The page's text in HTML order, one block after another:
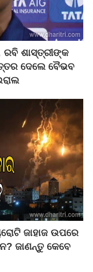
ରବି ଶାସ୍ତ୍ରୀଙ୍କ
ଦେଲେ ବୈଭବ
ଜାହାଜ ଉପରେ
ଜାଣନ୍ତୁ କେବେ